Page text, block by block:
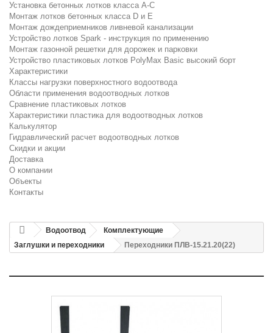
Установка бетонных лотков класса A-C
Монтаж лотков бетонных класса D и E
Монтаж дождеприемников ливневой канализации
Устройство лотков Spark - инструкция по применению
Монтаж газонной решетки для дорожек и парковки
Устройство пластиковых лотков PolyMax Basic высокий борт
Характеристики
Классы нагрузки поверхностного водоотвода
Области применения водоотводных лотков
Сравнение пластиковых лотков
Характеристики пластика для водоотводных лотков
Калькулятор
Гидравлический расчет водоотводных лотков
Скидки и акции
Доставка
О компании
Объекты
Контакты
Водоотвод
Комплектующие
Заглушки и переходники
Переходники ПЛВ-15.21.20(22)